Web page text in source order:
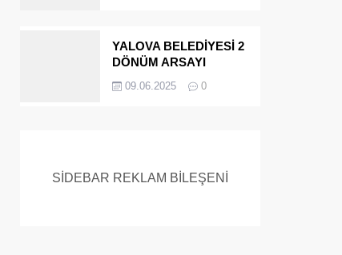
YALOVA BELEDİYESİ 2
DÖNÜM ARSAYI
09.06.2025 0
SİDEBAR REKLAM BİLEŞENİ